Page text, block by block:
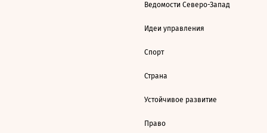
Ведомости Северо-Запад
Идеи управления
Спорт
Страна
Устойчивое развитие
Право